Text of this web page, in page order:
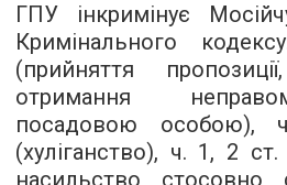
ГПУ інкримінує
Кримінального
(прийняття
отримання
посадовою
(хуліганство), ч. 1, 2
насильство стосовно